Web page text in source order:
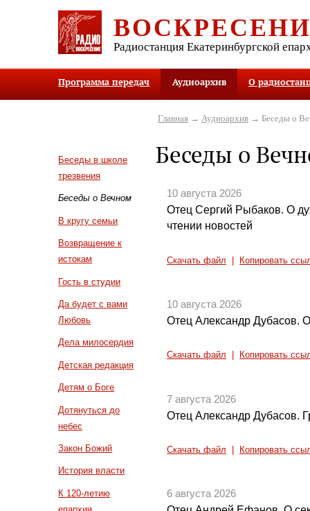
Радиостанция Екатеринбургской
Программа передач Аудиоархив О
Беседы в школе
трезвения
Беседы о Вечном
В кругу семьи
Возвращение к
истокам
Гость в студии
Да будет с вами
Любовь
Дела милосердия
Детская редакция
Детям о Боге
Дотянуться до
небес
Закон Божий
История власти
К 120-летию
Главная→ Аудиоархив→ Беседы о
Беседы о
10 августа 2026
Отец Сергий Рыбаков. О
чтении новостей
Скачать файл Копировать
10 августа 2026
Отец Александр Дубасов.
Скачать файл Копировать
7 августа 2026
Отец Александр Дубасов.
Скачать файл Копировать
6 августа 2026